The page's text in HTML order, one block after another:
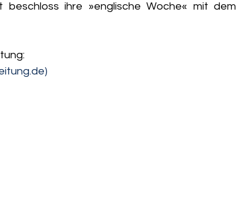
ihre »englische Woche« mit dem